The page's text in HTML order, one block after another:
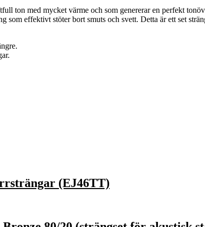
ton med mycket värme och som genererar en perfekt
effektivt stöter bort smuts och svett. Detta är ett set
(EJ46TT)